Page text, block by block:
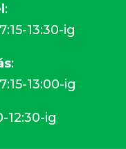
:
13:30-ig
:
13:00-ig
12:30-ig